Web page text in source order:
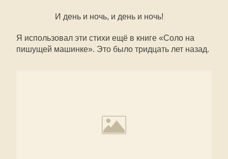
И день и ночь, и день и ночь!
Я использовал эти стихи ещё в книге «Соло на
пишущей машинке». Это было тридцать лет назад.